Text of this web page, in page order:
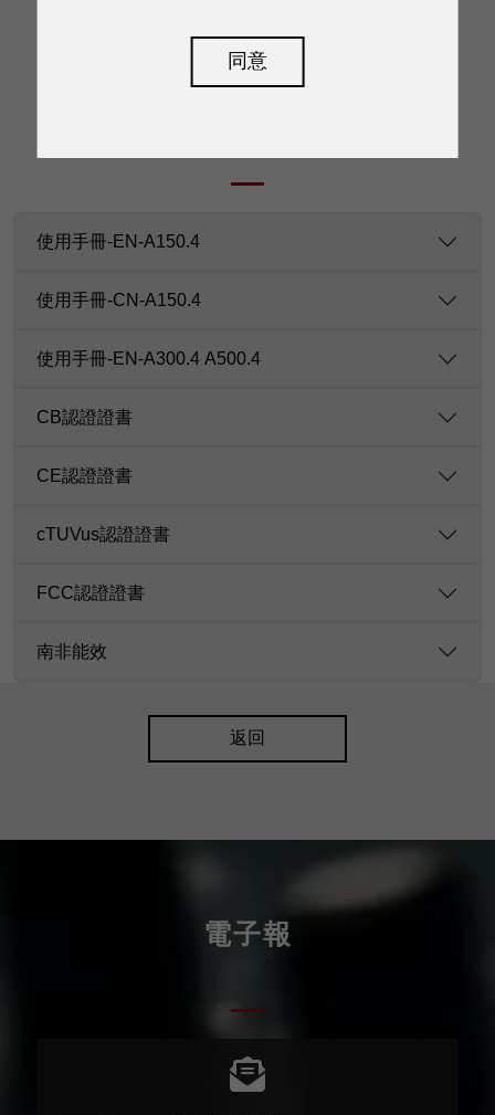
使用手冊-EN-A150.4
使用手冊-CN-A150.4
使用手冊-EN-A300.4 A500.4
CB認證證書
CE認證證書
cTUVus認證證書
FCC認證證書
南非能效
返回
電子報
同意